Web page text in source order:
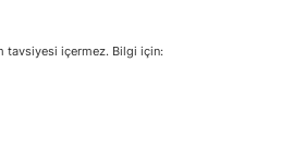
tavsiyesi içermez. Bilgi için: